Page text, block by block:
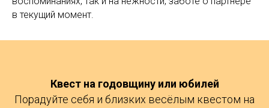
в текущий момент.
Квест на годовщину или юбилей
Порадуйте себя и близких весёлым квестом на